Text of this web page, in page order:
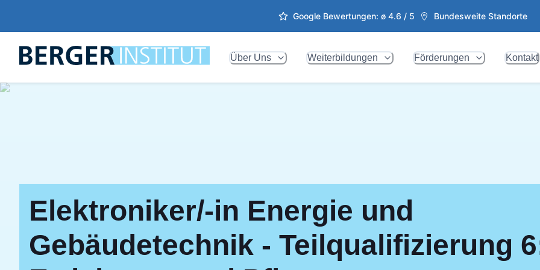
Google Bewertungen: ø 4.6 / 5 Bundesweite Standorte
Über Uns Weiterbildungen Förderungen Kontakt
Elektroniker/-in Energie und
Gebäudetechnik - Teilqualifizierung